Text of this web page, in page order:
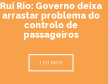
Rui Rio: Governo deixa
arrastar problema do
controlo de
passageiros
LER MAIS